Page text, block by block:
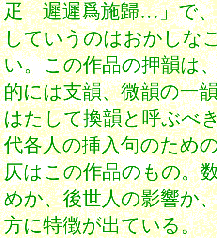
疋 遲遲爲施歸…」で、
していうのはおかしな
い。この作品の押韻は
的には支韻、微韻の一
はたして換韻と呼ぶべ
代各人の挿入句のため
仄はこの作品のもの。
めか、後世人の影響か
方に特徴が出ている。